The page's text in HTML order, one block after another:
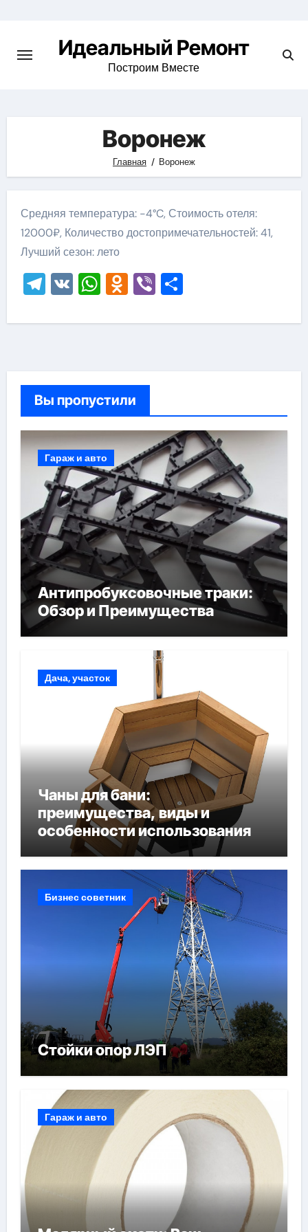
content
Идеальный Ремонт
Построим Вместе
Воронеж
Главная Воронеж
Средняя температура: -4°C, Стоимость отеля:
12000₽, Количество достопримечательностей: 41,
Лучший сезон: лето
Telegram
VKWhatsApp
Odnoklassniki
ViberОтправить
Вы пропустили
Гараж и авто
Антипробуксовочные траки:
Обзор и Преимущества
Дача, участок
Чаны для бани:
преимущества, виды и
особенности использования
Бизнес советник
Стойки опор ЛЭП
Гараж и авто